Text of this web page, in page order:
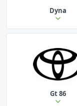
Dyna
Gt 86